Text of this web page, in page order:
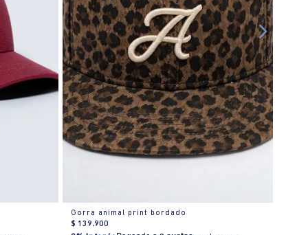
Gorra animal print bordado
$ 139.900